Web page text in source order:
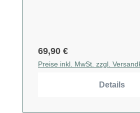
69,90 €
Preise inkl. MwSt. zzgl.
Details